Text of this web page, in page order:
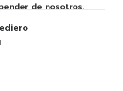
de nosotros.